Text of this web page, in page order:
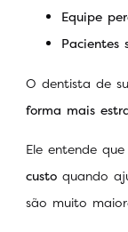
Equipe
Pacientes
O dentista de
forma mais
Ele entende que
custo quando
são muito